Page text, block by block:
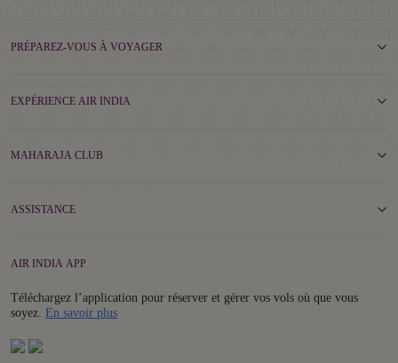
PRÉPAREZ-VOUS À VOYAGER
EXPÉRIENCE AIR INDIA
MAHARAJA CLUB
ASSISTANCE
AIR INDIA APP
Téléchargez l’application pour réserver et gérer vos vols où que vous
soyez. En savoir plusDetails